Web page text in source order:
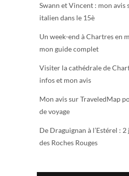
Swann et Vincent : mon avis
italien dans le 15è
Un week-end à Chartres en
mon guide complet
Visiter la cathédrale de
infos et mon avis
Mon avis sur TraveledMap
de voyage
De Draguignan à l’Estérel :
des Roches Rouges